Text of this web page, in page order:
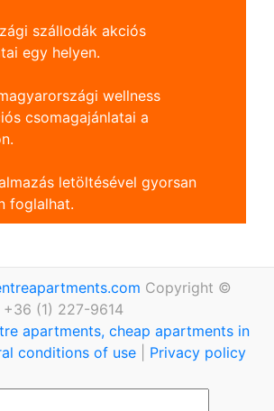
szállodák akciós
egy helyen.
wellness
csomagajánlatai a
letöltésével gyorsan
foglalhat.
Copyright ©
(1) 227-9614
apartments, cheap apartments in
conditions of use Privacy policy